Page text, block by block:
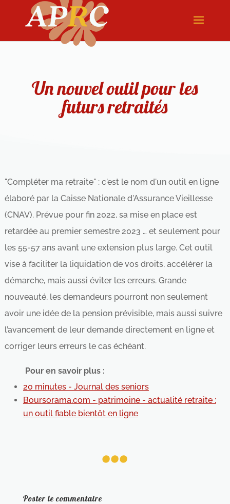
Un nouvel outil pour les
futurs retraités
"Compléter ma retraite" : c'est le nom d'un outil en ligne
élaboré par la Caisse Nationale d'Assurance Vieillesse
(CNAV). Prévue pour fin 2022, sa mise en place est
retardée au premier semestre 2023 … et seulement pour
les 55-57 ans avant une extension plus large. Cet outil
vise à faciliter la liquidation de vos droits, accélérer la
démarche, mais aussi éviter les erreurs. Grande
nouveauté, les demandeurs pourront non seulement
avoir une idée de la pension prévisible, mais aussi suivre
l’avancement de leur demande directement en ligne et
corriger leurs erreurs le cas échéant.
Pour en savoir plus :
20 minutes - Journal des seniors
Boursorama.com - patrimoine - actualité retraite :
un outil fiable bientôt en ligne
...
Poster le commentaire